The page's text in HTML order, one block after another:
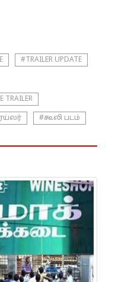
#TRAILER UPDATE
TRAILER
#கூலி படம்